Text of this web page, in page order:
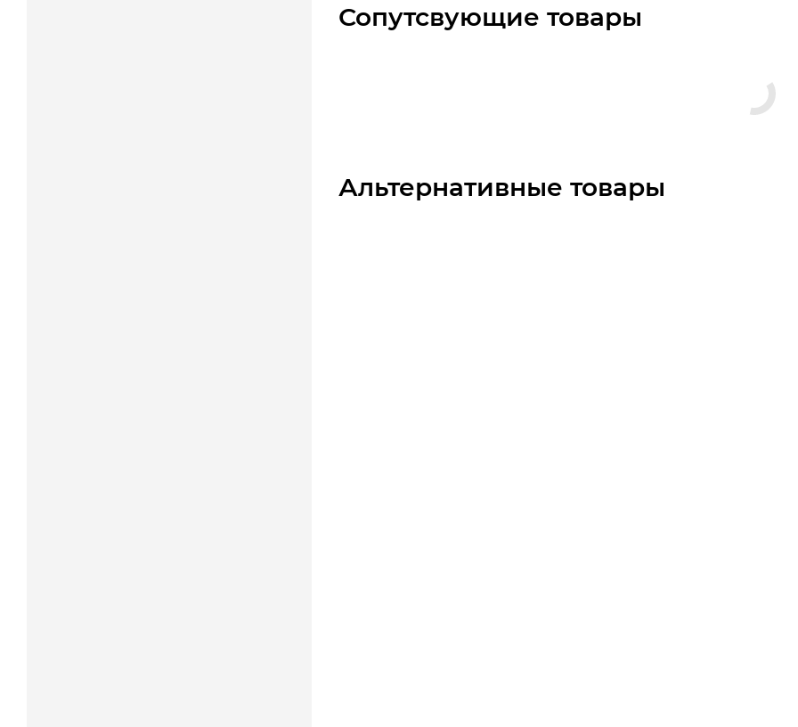
Сопутсвующие товары
Альтернативные товары